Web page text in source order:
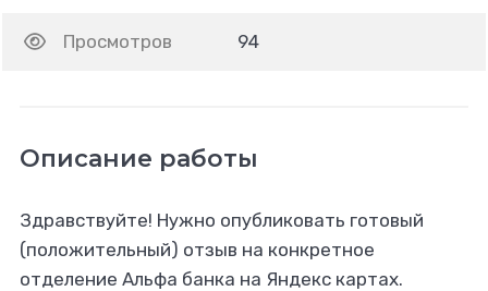
Просмотров 94
Описание работы
Здравствуйте! Нужно опубликовать готовый
(положительный) отзыв на конкретное
отделение Альфа банка на Яндекс картах.